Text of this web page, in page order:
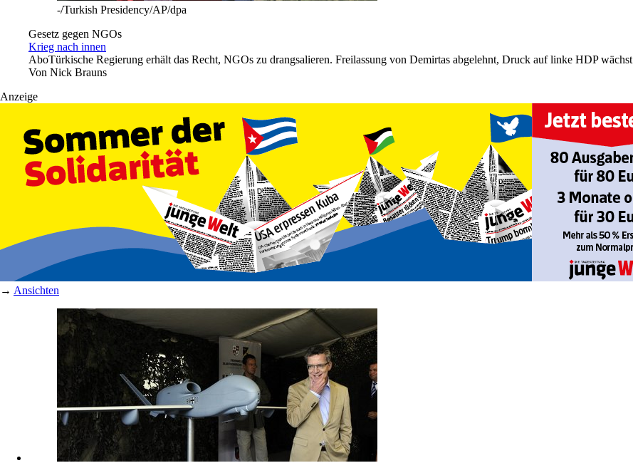
-/Turkish Presidency/AP/dpa
Gesetz gegen NGOs
Krieg nach innen
AboTürkische Regierung erhält das Recht, NGOs zu drangsalieren. Freilassung von Demirtas abgelehnt, Druck auf linke HDP wächst
Von Nick Brauns
Anzeige
→ Ansichten